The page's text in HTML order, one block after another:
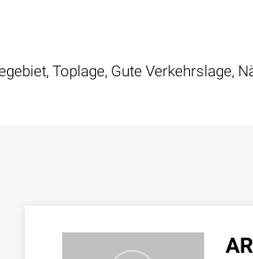
Toplage, Gute Verkehrslage,